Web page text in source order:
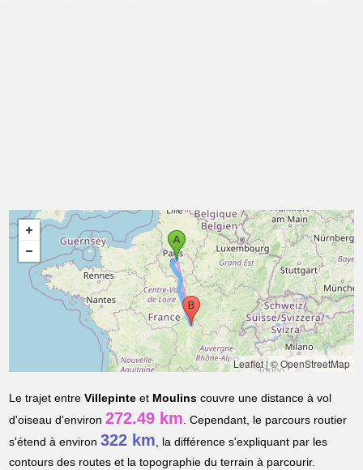
Leaflet|© OpenStreetMap
Le trajet entreVillepinte et Moulins couvre une distance à vol
d'oiseau d'environ272.49 km. Cependant, le parcours routier
s'étend à environ322 km, la différence s'expliquant par les
contours des routes et la topographie du terrain à parcourir.